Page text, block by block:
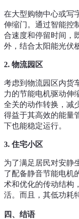
在大型购物中心或写
伸缩门。通过智能控
合速度和停留时间，
外，结合太阳能光伏
2. 物流园区
考虑到物流园区内货
力的节能电机驱动伸
全关的动作转换，减
得益于其高效的能量
下也能稳定运行。
3. 住宅小区
为了满足居民对安静
了配备静音节能电机
术和优化的传动结构
活。而且，其低功耗
四、结语